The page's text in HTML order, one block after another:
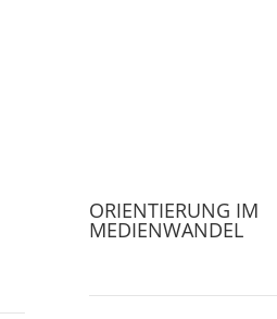
ORIENTIERUNG IM
MEDIENWANDEL